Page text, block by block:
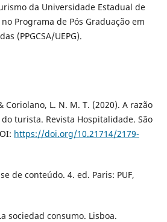
da Universidade Estadual de
no Programa de Pós Graduação em
(PPGCSA/UEPG).
Coriolano, L. N. M. T. (2020). A razão
turista. Revista Hospitalidade. São
https://doi.org/10.21714/2179-
de conteúdo. 4. ed. Paris: PUF,
sociedad consumo. Lisboa.